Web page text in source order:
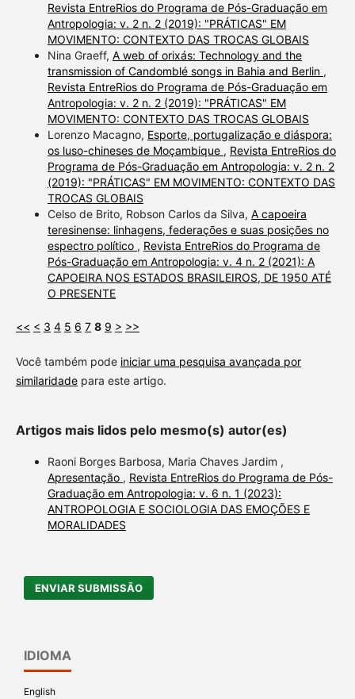
Revista EntreRios do Programa de Pós-Graduação em
Antropologia: v. 2 n. 2 (2019): "PRÁTICAS" EM
MOVIMENTO: CONTEXTO DAS TROCAS GLOBAIS
Nina Graeff, A web of orixás: Technology and the
transmission of Candomblé songs in Bahia and Berlin ,
Revista EntreRios do Programa de Pós-Graduação em
Antropologia: v. 2 n. 2 (2019): "PRÁTICAS" EM
MOVIMENTO: CONTEXTO DAS TROCAS GLOBAIS
Lorenzo Macagno, Esporte, portugalização e diáspora:
os luso-chineses de Moçambique , Revista EntreRios do
Programa de Pós-Graduação em Antropologia: v. 2 n. 2
(2019): "PRÁTICAS" EM MOVIMENTO: CONTEXTO DAS
TROCAS GLOBAIS
Celso de Brito, Robson Carlos da Silva, A capoeira
teresinense: linhagens, federações e suas posições no
espectro político , Revista EntreRios do Programa de
Pós-Graduação em Antropologia: v. 4 n. 2 (2021): A
CAPOEIRA NOS ESTADOS BRASILEIROS, DE 1950 ATÉ
O PRESENTE
<< < 3 4 5 6 7 8 9 > >>
Você também pode iniciar uma pesquisa avançada por
similaridadepara este artigo.
Artigos mais lidos pelo mesmo(s) autor(es)
Raoni Borges Barbosa, Maria Chaves Jardim ,
Apresentação , Revista EntreRios do Programa de Pós-
Graduação em Antropologia: v. 6 n. 1 (2023):
ANTROPOLOGIA E SOCIOLOGIA DAS EMOÇÕES E
MORALIDADES
ENVIAR SUBMISSÃO
IDIOMA
English